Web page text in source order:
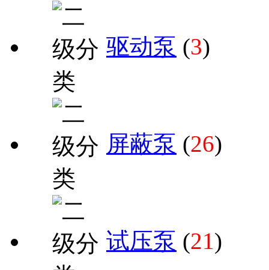
驱动泵 (3)
屏蔽泵 (26)
试压泵 (21)